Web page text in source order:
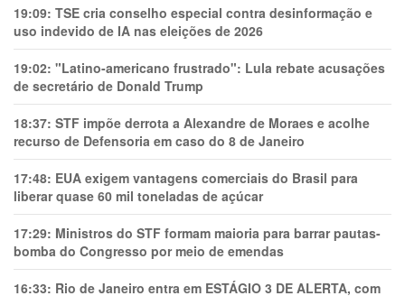
19:09: TSE cria conselho especial contra desinformação e
uso indevido de IA nas eleições de 2026
19:02: "Latino-americano frustrado": Lula rebate acusações
de secretário de Donald Trump
18:37: STF impõe derrota a Alexandre de Moraes e acolhe
recurso de Defensoria em caso do 8 de Janeiro
17:48: EUA exigem vantagens comerciais do Brasil para
liberar quase 60 mil toneladas de açúcar
17:29: Ministros do STF formam maioria para barrar pautas-
bomba do Congresso por meio de emendas
16:33: Rio de Janeiro entra em ESTÁGIO 3 DE ALERTA, com